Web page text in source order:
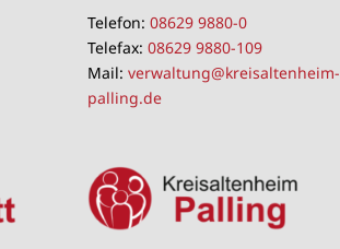
Telefon:08629 9880-0
Telefax:08629 9880-109
Mail:verwaltung@kreisaltenheim-
palling.de